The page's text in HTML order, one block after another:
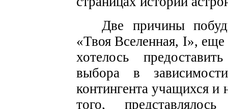
Две причины
«Твоя Вселенная, I»,
хотелось
выбора в
контингента учащихся и
того,